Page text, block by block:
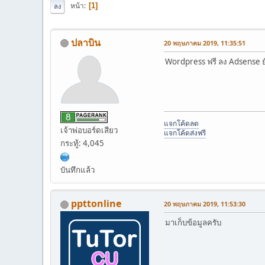
ลง หน้า 1
ปลาบิน
เจ้าพ่อบอร์ดเสียว
กระทู้: 4,045
บันทึกแล้ว
20 พฤษภาคม 2019, 11:35:51
Wordpress ฟรี ลง Adsense
แจกโค้ดลด
แจกโค้ดส่งฟรี
ppttonline 20 พฤษภาคม 2019, 11:53:30
มาเก็บข้อมูลครับ